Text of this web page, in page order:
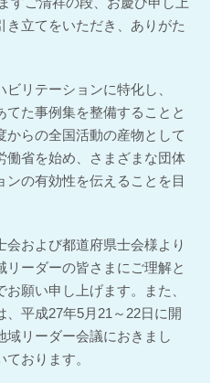
き立てをいただき、ありがた
リテーションに特化し、
てた事例集を整備することと
からの全国活動の産物として
働省を始め、さまざまな団体
の有効性を伝えることを目
および都道府県士会様より
リーダーの皆さまにご理解と
願い申し上げます。また、
平成27年5月21～22日に開
域リーダー会議におきまし
おります。